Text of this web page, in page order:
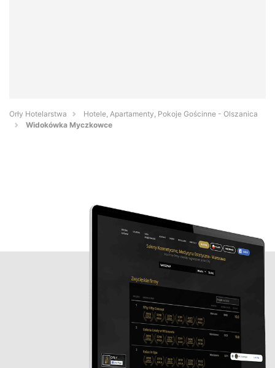
Orły Hotelarstwa
Hotele, Apartamenty, Pokoje Gościnne - Olszanica
Widokówka Myczkowce